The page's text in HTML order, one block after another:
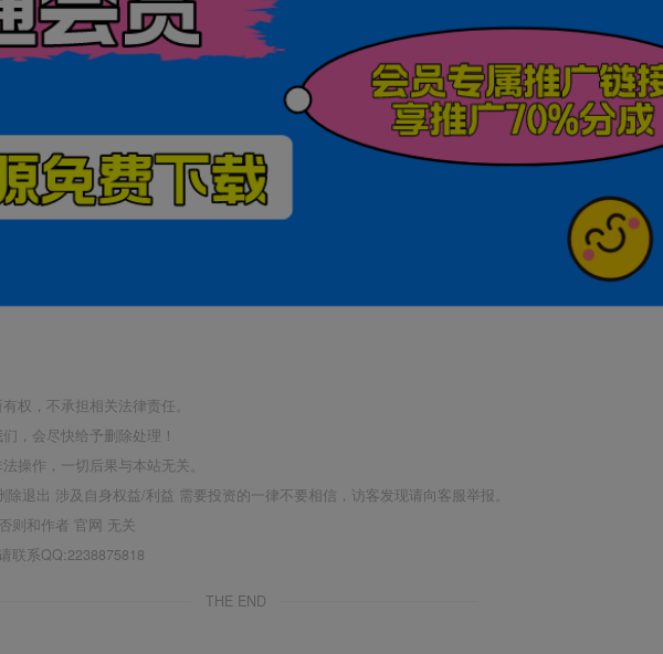
权，不承担相关法律责任。
，会尽快给予删除处理！
操作，一切后果与本站无关。
退出 涉及自身权益/利益 需要投资的一律不要相信，访客发现请向客服举报。
则和作者 官网 无关
联系QQ:2238875818
THE END